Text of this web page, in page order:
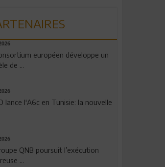
européen développe un
de ...
lance l'A6c en Tunisie: la nouvelle
QNB poursuit l’exécution
...